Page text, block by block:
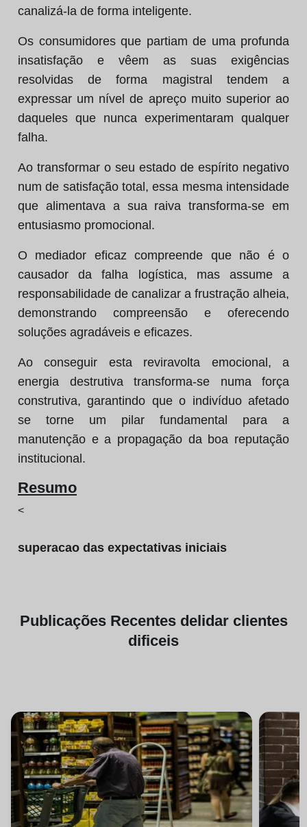
canalizá-la de forma inteligente.
Os consumidores que partiam de uma profunda
insatisfação e vêem as suas exigências
resolvidas de forma magistral tendem a
expressar um nível de apreço muito superior ao
daqueles que nunca experimentaram qualquer
falha.
Ao transformar o seu estado de espírito negativo
num de satisfação total, essa mesma intensidade
que alimentava a sua raiva transforma-se em
entusiasmo promocional.
O mediador eficaz compreende que não é o
causador da falha logística, mas assume a
responsabilidade de canalizar a frustração alheia,
demonstrando compreensão e oferecendo
soluções agradáveis e eficazes.
Ao conseguir esta reviravolta emocional, a
energia destrutiva transforma-se numa força
construtiva, garantindo que o indivíduo afetado
se torne um pilar fundamental para a
manutenção e a propagação da boa reputação
institucional.
Resumo
<
superacao das expectativas iniciais
Publicações Recentes delidar clientes
dificeis